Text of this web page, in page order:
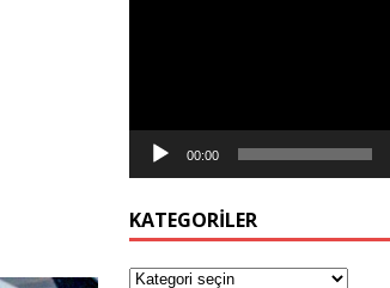
00:00
KATEGORILER